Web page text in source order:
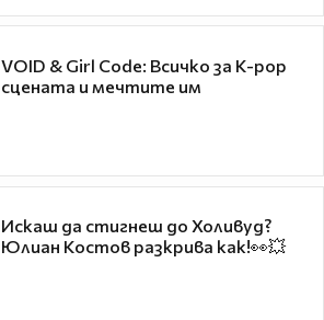
VOID & Girl Code: Всичко за K-pop
сцената и мечтите им
Искаш да стигнеш до Холивуд?
Юлиан Костов разкрива как!👀💥